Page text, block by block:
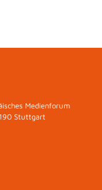
Medienforum
Stuttgart